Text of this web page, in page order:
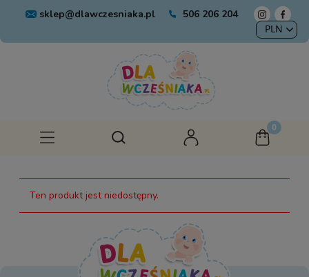
sklep@dlawczesniaka.pl 506 206 204
Ten produkt jest niedostępny.